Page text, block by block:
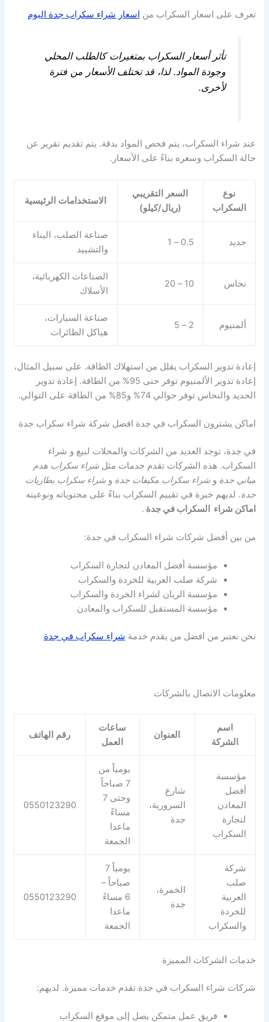
تعرف على اسعار السكراب من اسعار شراء سكراب جدة اليوم
تأثر أسعار السكراب بمتغيرات كالطلب المحلي
وجودة المواد. لذا، قد تختلف الأسعار من فترة
لأخرى.
عند شراء السكراب، يتم فحص المواد بدقة. يتم تقديم تقرير عن
حالة السكراب وسعره بناءً على الأسعار.
نوع
السكراب
السعر التقريبي
(ريال/كيلو)
الاستخدامات الرئيسية
حديد 0.5 – 1
صناعة الصلب، البناء
والتشييد
نحاس 10 – 20
الصناعات الكهربائية،
الأسلاك
ألمنيوم 2 – 5
صناعة السيارات،
هياكل الطائرات
إعادة تدوير السكراب يقلل من استهلاك الطاقة. على سبيل المثال،
إعادة تدوير الألمنيوم توفر حتى 95% من الطاقة. إعادة تدوير
الحديد والنحاس توفر حوالي 74% و85% من الطاقة على التوالي.
اماكن يشترون السكراب في جدة افضل شركة شراء سكراب جدة
في جدة، توجد العديد من الشركات والمحلات لبيع و شراء
السكراب. هذه الشركات تقدم خدمات مثلشراء سكراب هدم
مباني جدة وشراء سكراب مكيفات جدة وشراء سكراب بطاريات
جدة. لديهم خبرة في تقييم السكراب بناءً على محتوياته ونوعيته
اماكن شراء السكراب في جدة .
من بين أفضل شركات شراء السكراب في جدة:
مؤسسة أفضل المعادن لتجارة السكراب
شركة صلب العربية للخردة والسكراب
مؤسسة الريان لشراء الخردة والسكراب
مؤسسة المستقبل للسكراب والمعادن
نحن نعتبر من افضل من يقدم خدمة شراء سكراب في جدة
معلومات الاتصال بالشركات
اسم
الشركة
العنوان
ساعات
العمل
رقم الهاتف
مؤسسة
أفضل
المعادن
لتجارة
السكراب
شارع
السرورية،
جدة
يومياً من
7 صباحاً
وحتى 7
مساءً
ماعدا
الجمعة
0550123290
شركة
صلب
العربية
للخردة
والسكراب
الخمرة،
جدة
يومياً 7
صباحاً –
6 مساءً
ماعدا
الجمعة
0550123290
خدمات الشركات المميزة
شركات شراء السكراب في جدة تقدم خدمات مميزة. لديهم:
فريق عمل متمكن يصل إلى موقع السكراب